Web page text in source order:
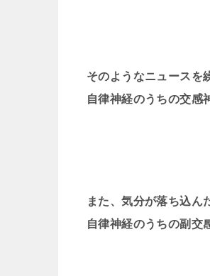
そのようなニュースを
自律神経のうちの交感
また、気分が落ち込ん
自律神経のうちの副交